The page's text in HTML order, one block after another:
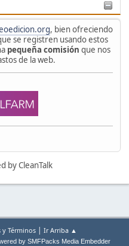
, bien ofreciendo
se registren usando estos
pequeña comisión que nos
de la web.
by CleanTalk
y Términos | Ir Arriba ▲
by SMFPacks Media Embedder